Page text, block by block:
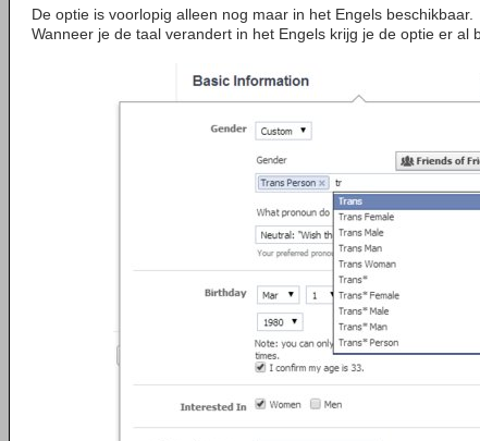
De optie is voorlopig alleen nog maar in het Engels beschikbaar.
Wanneer je de taal verandert in het Engels krijg je de optie er al